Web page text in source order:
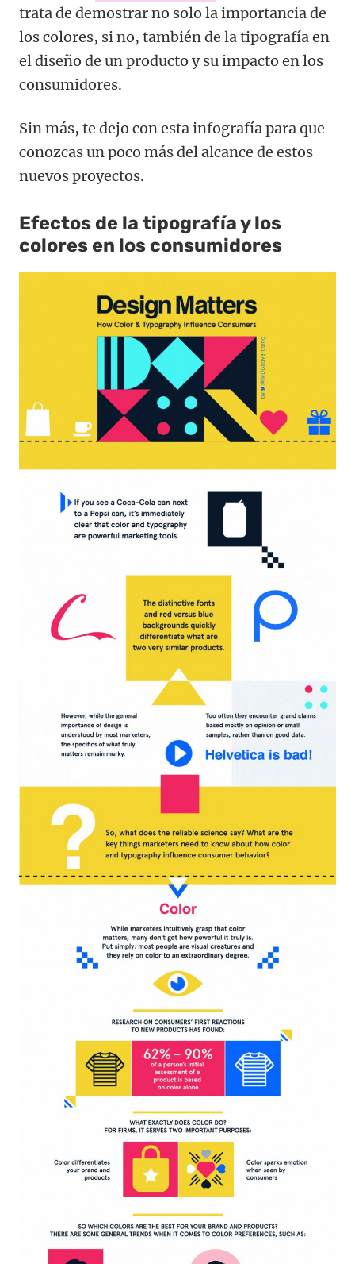
trata de demostrar no solo la importancia de
los colores, si no, también de la tipografía en
el diseño de un producto y su impacto en los
consumidores.
Sin más, te dejo con esta infografía para que
conozcas un poco más del alcance de estos
nuevos proyectos.
Efectos de la tipografía y los
colores en los consumidores